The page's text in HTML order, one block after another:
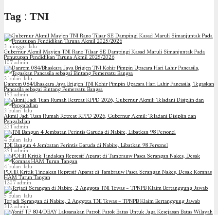
Tag : TNI
3 minggu lalu
Gubernur Akmil Mayjen TNI Rano Tilaar SE Dampingi Kasad Maruli Simanjuntak Pada
Penutupan Pendidikan Taruna Akmil 2025/2026
107 admin
2 bulan lalu
Danrem 084/Bhaskara Jaya Brigjen TNI Kohir Pimpin Upacara Hari Lahir Pancasila, Tegaskan
Pancasila sebagai Bintang Pemersatu Bangsa
153 admin
3 bulan lalu
Akmil Jadi Tuan Rumah Retreat KPPD 2026, Gubernur Akmil: Teladani Disiplin dan
Pengabdian
231 admin
4 bulan lalu
TNI Bangun 4 Jembatan Perintis Garuda di Nabire, Libatkan 98 Personel
251 admin
4 bulan lalu
POHR Kritik Tindakan Represif Aparat di Tambrauw Pasca Serangan Nakes, Desak Komnas
HAM Turun Tangan
1207 admin
5 bulan lalu
Terjadi Serangan di Nabire, 2 Anggota TNI Tewas – TPNPB Klaim Bertanggung Jawab
312 admin